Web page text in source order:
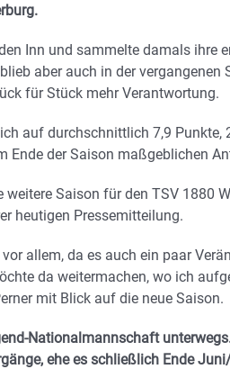
Inn und sammelte damals ihre
aber auch in der vergangenen
für Stück mehr Verantwortung.
auf durchschnittlich 7,9 Punkte,
Ende der Saison maßgeblichen
weitere Saison für den TSV 1880
heutigen Pressemitteilung.
allem, da es auch ein paar
da weitermachen, wo ich
mit Blick auf die neue Saison.
Nationalmannschaft
ehe es schließlich Ende